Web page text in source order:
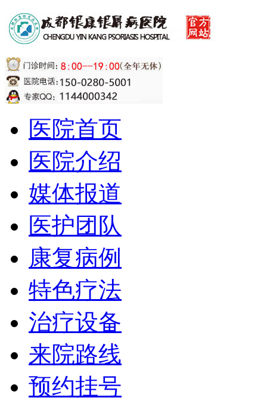
医院首页
医院介绍
媒体报道
医护团队
康复病例
特色疗法
治疗设备
来院路线
预约挂号